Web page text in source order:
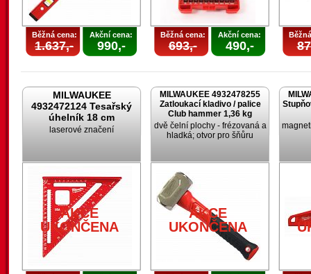
Běžná cena:
1.637,-
Akční cena:
990,-
Běžná cena:
693,-
Akční cena:
490,-
MILWAUKEE
4932472124 Tesařský
úhelník 18 cm
laserové značení
AKCE
UKONČENA
MILWAUKEE 4932478255
Zatloukací kladivo / palice
Club hammer 1,36 kg
dvě čelní plochy - frézovaná a
hladká; otvor pro šňůru
AKCE
UKONČENA